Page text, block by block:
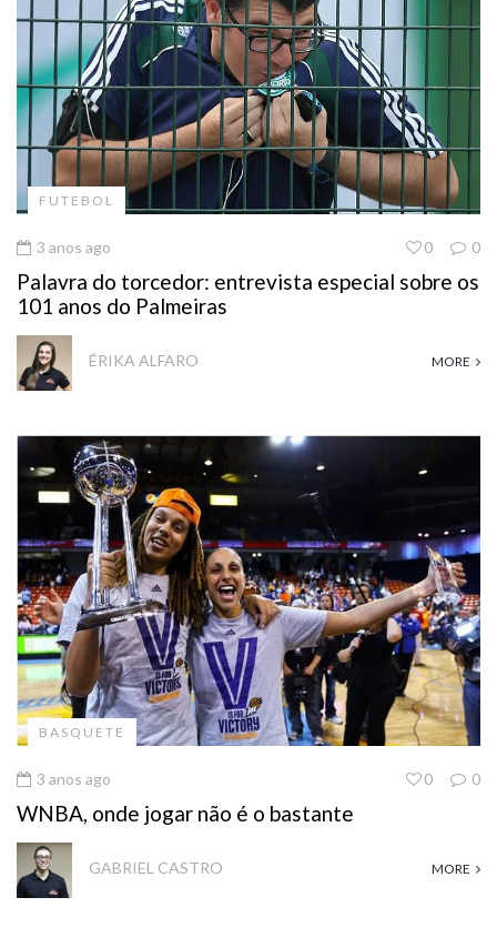
FUTEBOL
3 anos ago 0
0
Palavra do torcedor: entrevista especial sobre os
101 anos do Palmeiras
ÉRIKA ALFARO MORE
BASQUETE
3 anos ago 0
0
WNBA, onde jogar não é o bastante
GABRIEL CASTRO MORE